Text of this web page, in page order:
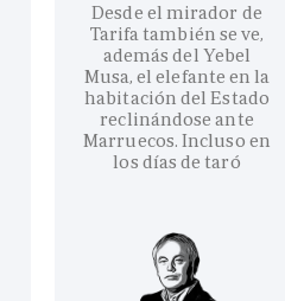
Desde el mirador de
Tarifa también se ve,
además del Yebel
Musa, el elefante en la
habitación del Estado
reclinándose ante
Marruecos. Incluso en
los días de taró